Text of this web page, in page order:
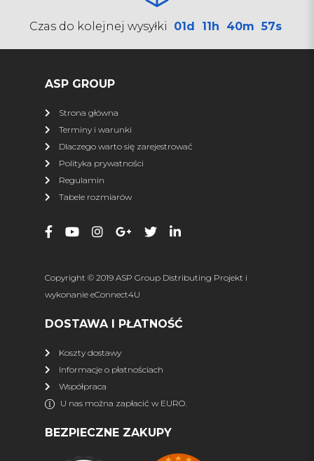
Pługi Kufry
więcej
XRW RACING
Dystanse Zrywki
Osłona napędu Dachy
DLA QUADOWCA
Kaski Interkomy, nawigacja
Czas do kolejnej wysyłki 01d 11h 40m 57s
ASP GROUP
Strona główna
Terminy i warunki
Dlaczego warto się zarejestrować
Polityka prywatności
Regulamin
Tabele rozmiarów
Copyright © 2019 ASP Group Distributing Projekt i
wykonanie eConnect4U
DOSTAWA I PŁATNOŚĆ
Koszty dostawy
Informacje o płatnościach
Współpraca
U nas można zapłacić w EURO.
BEZPIECZNE ZAKUPY